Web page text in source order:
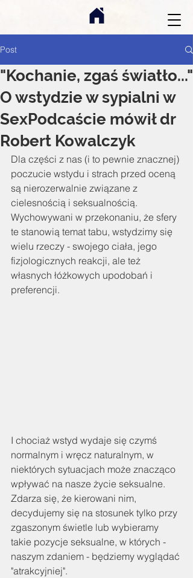
Post
"Kochanie, zgaś światło..."
O wstydzie w sypialni w
SexPodcaście mówił dr
Robert Kowalczyk
Dla części z nas (i to pewnie znacznej)
poczucie wstydu i strach przed oceną
są nierozerwalnie związane z
cielesnością i seksualnością.
Wychowywani w przekonaniu, że sfery
te stanowią temat tabu, wstydzimy się
wielu rzeczy - swojego ciała, jego
fizjologicznych reakcji, ale też
własnych łóżkowych upodobań i
preferencji.
I chociaż wstyd wydaje się czymś
normalnym i wręcz naturalnym, w
niektórych sytuacjach może znacząco
wpływać na nasze życie seksualne.
Zdarza się, że kierowani nim,
decydujemy się na stosunek tylko przy
zgaszonym świetle lub wybieramy
takie pozycje seksualne, w których -
naszym zdaniem - będziemy wyglądać
"atrakcyjniej".